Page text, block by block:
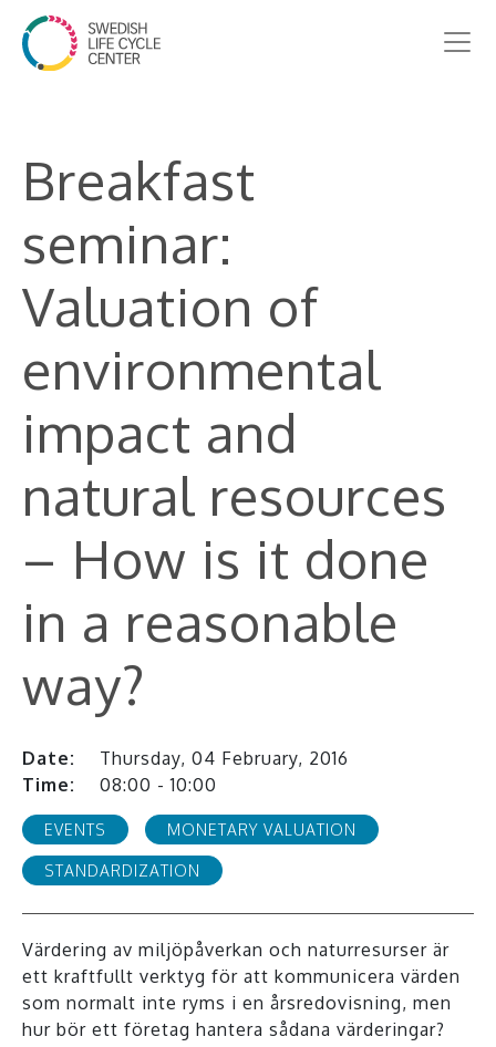
Breakfast
seminar:
Valuation of
environmental
impact and
natural resources
– How is it done
in a reasonable
way?
Date:
Thursday, 04 February, 2016
Time:
08:00 - 10:00
EVENTS MONETARY VALUATION
STANDARDIZATION
Värdering av miljöpåverkan och naturresurser är
ett kraftfullt verktyg för att kommunicera värden
som normalt inte ryms i en årsredovisning, men
hur bör ett företag hantera sådana värderingar?